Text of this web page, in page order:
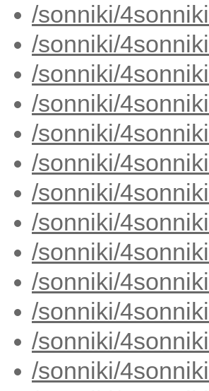
/sonniki/
/sonniki/
/sonniki/
/sonniki/
/sonniki/
/sonniki/
/sonniki/
/sonniki/
/sonniki/
/sonniki/
/sonniki/
/sonniki/
/sonniki/